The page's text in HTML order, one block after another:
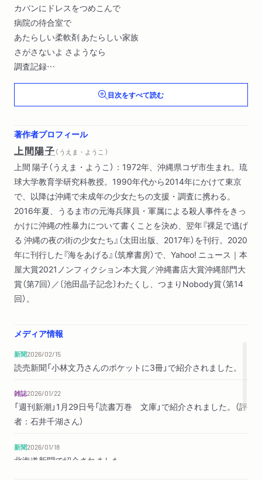
カバンにドレスをつめこんで
病院の待合室で
あたらしい柔軟剤 あたらしい家族
さがさないよ さようなら
調査記録
あとがき
目次をすべて読む
著作者プロフィール
上間陽子（ うえま・ようこ ）
上間 陽子（うえま・ようこ）：1972年、沖縄県コザ市生まれ。琉
球大学教育学研究科教授。1990年代から2014年にかけて東京
で、以降は沖縄で未成年の少女たちの支援・調査に携わる。
2016年夏、うるま市の元海兵隊員・軍属による殺人事件をきっ
かけに沖縄の性暴力について書くことを決め、翌年『裸足で逃げ
る 沖縄の夜の街の少女たち』（太田出版、2017年）を刊行。2020
年に刊行した『海をあげる』（筑摩書房）で、Yahoo! ニュース｜本
屋大賞2021ノンフィクション本大賞／沖縄書店大賞沖縄部門大
賞（第7回）／〔池田晶子記念〕わたくし、つまりNobody賞（第14
回）。
メディア情報
新聞2026/02/15
読売新聞「小林文乃さんのポケットに3冊」で紹介されました。
雑誌2026/01/22
「週刊新潮」1月29日号「読書万巻 文庫」で紹介されました。（評
者：石井千湖さん）
新聞2026/01/18
北海道新聞で紹介されました。